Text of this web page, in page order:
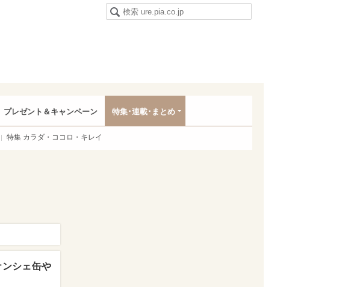
プレゼント＆キャンペーン 特集･連載･まとめ
特集 カラダ・ココロ・キレイ
シェ缶や